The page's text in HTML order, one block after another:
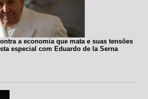
a economia que mata e suas tensões
especial com Eduardo de la Serna